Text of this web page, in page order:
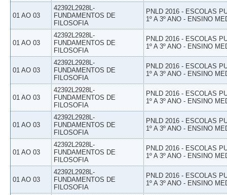
01 AO 03
42392L2928L-
FUNDAMENTOS DE
FILOSOFIA
PNLD 2016 - ESCOLAS
1º A 3º ANO - ENSINO
01 AO 03
42392L2928L-
FUNDAMENTOS DE
FILOSOFIA
PNLD 2016 - ESCOLAS
1º A 3º ANO - ENSINO
01 AO 03
42392L2928L-
FUNDAMENTOS DE
FILOSOFIA
PNLD 2016 - ESCOLAS
1º A 3º ANO - ENSINO
01 AO 03
42392L2928L-
FUNDAMENTOS DE
FILOSOFIA
PNLD 2016 - ESCOLAS
1º A 3º ANO - ENSINO
01 AO 03
42392L2928L-
FUNDAMENTOS DE
FILOSOFIA
PNLD 2016 - ESCOLAS
1º A 3º ANO - ENSINO
01 AO 03
42392L2928L-
FUNDAMENTOS DE
FILOSOFIA
PNLD 2016 - ESCOLAS
1º A 3º ANO - ENSINO
01 AO 03
42392L2928L-
FUNDAMENTOS DE
FILOSOFIA
PNLD 2016 - ESCOLAS
1º A 3º ANO - ENSINO